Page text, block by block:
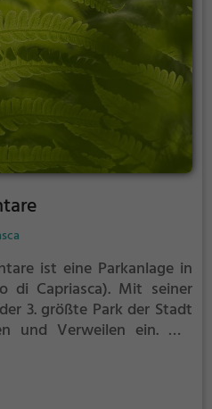
ist eine Parkanlage in
di Capriasca). Mit seiner
3. größte Park der Stadt
und Verweilen ein. Mit
elementare zahlreiche